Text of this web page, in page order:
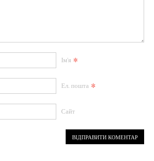
Ім'я *
Ел. пошта *
Сайт